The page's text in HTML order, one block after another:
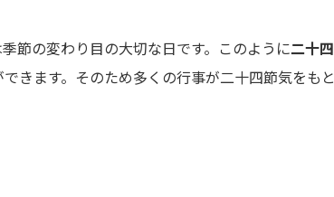
節の変わり目の大切な日です。このように二十四
できます。そのため多くの行事が二十四節気をもと